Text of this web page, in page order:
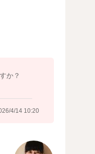
か？
4/14 10:20